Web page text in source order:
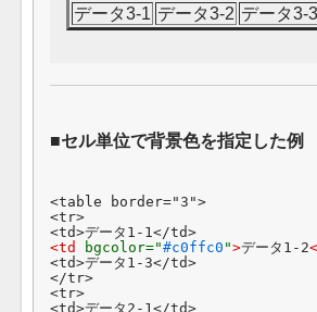
データ3-1 データ3-2 データ3-3
セル単位で背景色を指定した例
<table border="3">
<tr>
<td
bgcolor="#c0ffc0 ">データ1-2
<td>データ1-3</td>
</tr>
<tr>